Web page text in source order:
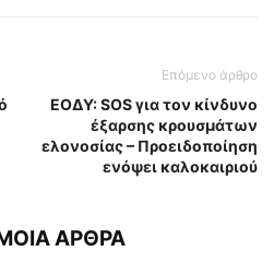
Επόμενο άρθρο
ΕΟΔΥ: SOS για τον κίνδυνο
έξαρσης κρουσμάτων
ελονοσίας – Προειδοποίηση
ενόψει καλοκαιριού
ΑΡΘΡΑ